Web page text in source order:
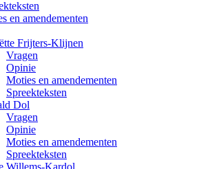
en amendementen
Frijters-Klijnen
Vragen
Opinie
Moties en amendementen
Spreekteksten
Dol
Vragen
Opinie
Moties en amendementen
Spreekteksten
Willems-Kardol